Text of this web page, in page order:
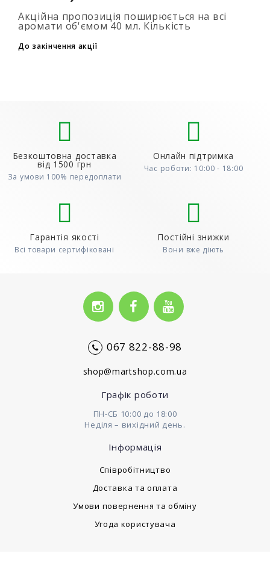
Акційна пропозиція поширюється на всі
аромати об'ємом 40 мл. Кількість
подарункових парфумів не обмежена (3+1,
6+2, 9+3) Для того, щоб скористатися акцією,
до..
До закінчення акції
Безкоштовна доставка
від 1500 грн
За умови 100% передоплати
Онлайн підтримка
Час роботи: 10:00 - 18:00
Гарантія якості
Всі товари сертифіковані
Постійні знижки
Вони вже діють
067 822-88-98
shop@martshop.com.ua
Графік роботи
ПН-СБ 10:00 до 18:00
Неділя – вихідний день.
Інформація
Cпівробітництво
Доставка та оплата
Умови повернення та обміну
Угода користувача